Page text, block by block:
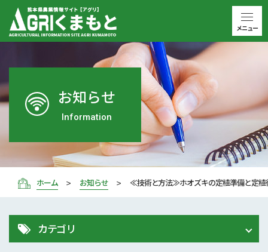
お知らせ
Information
ホーム お知らせ ≪技術と方法≫ホオズキの定植準備と定植
カテゴリ
メニュー